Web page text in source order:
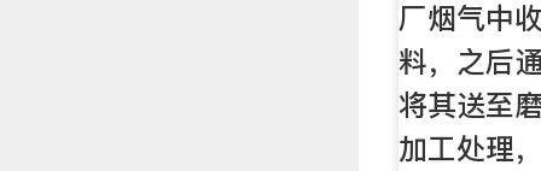
厂烟气中
料，之后
将其送至
加工处理